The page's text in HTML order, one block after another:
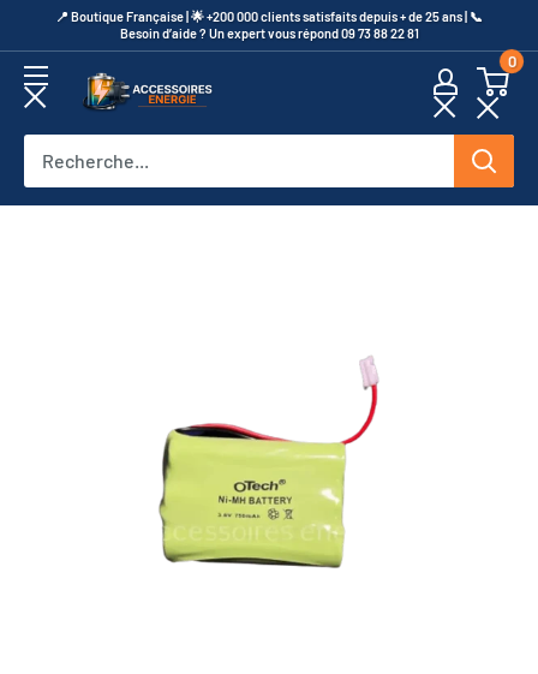
au
contenu
​📍​ Boutique Française | 🌟 +200 000 clients satisfaits depuis + de 25 ans | 📞​
Besoin d’aide ? Un expert vous répond 09 73 88 22 81
Accessoires
0